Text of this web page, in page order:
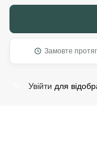
Замовте
Увійти для